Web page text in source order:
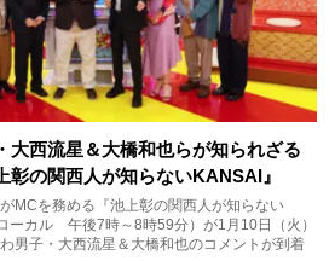
大西流星＆大橋和也らが知られざる
彰の関西人が知らないKANSAI』
MCを務める『池上彰の関西人が知らない
ーカル 午後7時～8時59分）が1月10日（火）
男子・大西流星＆大橋和也のコメントが到着